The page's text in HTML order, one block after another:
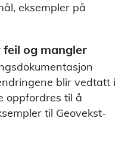
eksempler på
og mangler
blir vedtatt i
oppfordres til å
til Geovekst-